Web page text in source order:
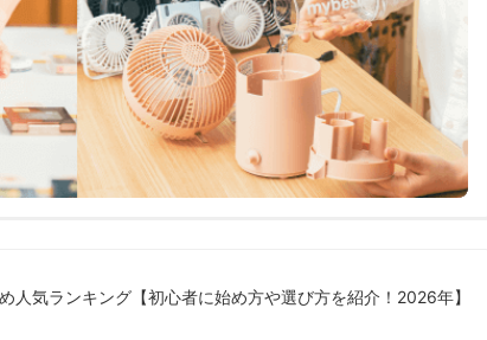
人気ランキング【初心者に始め方や選び方を紹介！2026年】